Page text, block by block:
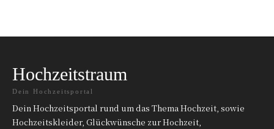
Hochzeitstraum
Dein Hochzeitsportal
Dein Hochzeitsportal rund um das Thema Hochzeit, sowie
Hochzeitskleider, Glückwünsche zur Hochzeit,